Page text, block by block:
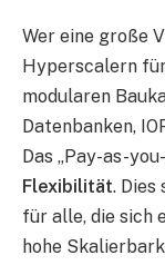
Wer eine große
Hyperscalern
modularen
Datenbanken,
Das „Pay-as-
Flexibilität. Dies
für alle, die sich
hohe